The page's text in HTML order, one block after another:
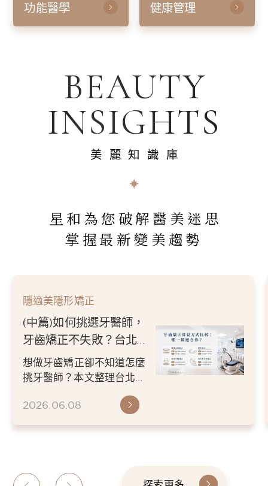
功能醫學 健康管理
BEAUTY
INSIGHTS
美麗知識庫
星和為您破解醫美迷思
掌握最新變美趨勢
隱適美隱形矯正
(中篇)如何挑選牙醫師，
牙齒矯正不失敗？台北／
新竹牙醫推薦指南
想做牙齒矯正卻不知道怎麼
挑牙醫師？本文整理台北／
醫師經驗、數位檢查、矯正
2026.06.08